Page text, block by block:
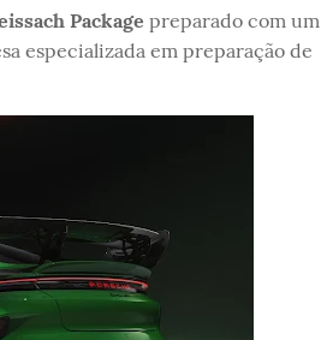
Package preparado com um
especializada em preparação de